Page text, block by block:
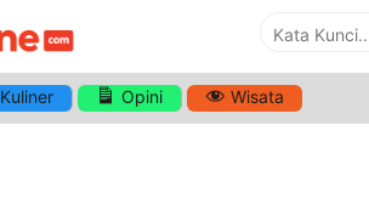
Kuliner Opini Wisata
HASHTAG:PRIA DI